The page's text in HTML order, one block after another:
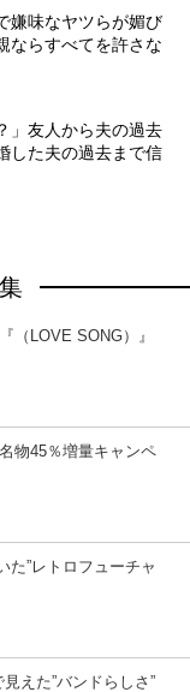
嫌味なヤツらが媚び
ならすべてを許さな
」友人から夫の過去
した夫の過去まで信
（LOVE SONG）』
物45％増量キャンペ
”レトロフューチャ
えた”バンドらしさ”